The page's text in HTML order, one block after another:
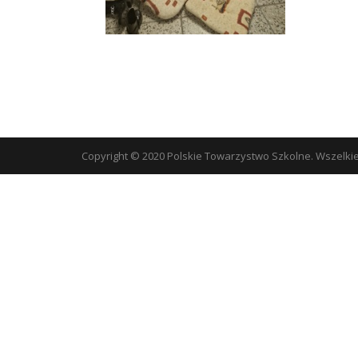
Copyright © 2020 Polskie Towarzystwo Szkolne.